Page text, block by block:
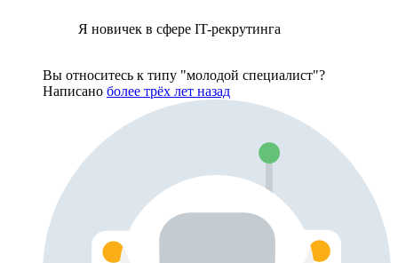
Я новичек в сфере IT-рекрутинга
Вы относитесь к типу "молодой специалист"?
Написано более трёх лет назад